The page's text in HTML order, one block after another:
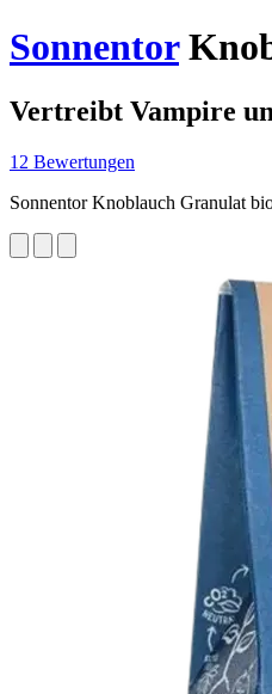
Sonnentor
Vertreibt Vampire
12 Bewertungen
Sonnentor Knoblauch Granulat